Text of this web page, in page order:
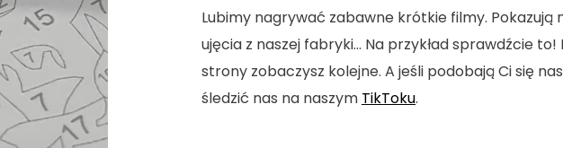
Lubimy nagrywać zabawne krótkie filmy. Pokazują
ujęcia z naszej fabryki... Na przykład sprawdźcie to!
strony zobaczysz kolejne. A jeśli podobają Ci się
śledzić nas na naszym TikToku.